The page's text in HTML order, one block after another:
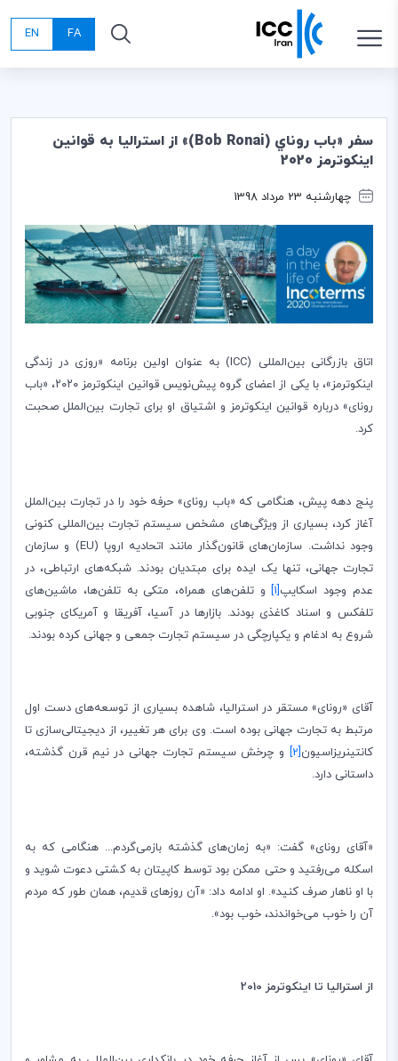
FA
EN
سفر «باب روناي (Bob Ronai)» از استراليا به قوانين
اينكوترمز 2020
چهارشنبه 23 مرداد 1398
اتاق بازرگانی بین‌المللی (ICC) به عنوان اولین برنامه «روزی در زندگی
اینکوترمز»، با یکی از اعضای گروه پیش‌نویس قوانین اینکوترمز ۲۰۲۰، «باب
رونای» درباره قوانین اینکوترمز و اشتیاق او برای تجارت بین‌الملل صحبت
کرد.
پنج دهه پیش، هنگامی که «باب رونای» حرفه خود را در تجارت بین‌الملل
آغاز کرد، بسیاری از ویژگی‌های مشخص سیستم تجارت بین‌المللی کنونی
وجود نداشت. سازمان‌های قانون‌گذار مانند اتحادیه اروپا (EU) و سازمان
تجارت جهانی، تنها یک ایده برای مبتدیان بودند. شبکه‌های ارتباطی، در
عدم وجود اسکایپ[1] و تلفن‌های همراه، متکی به تلفن‌ها، ماشین‌های
تلفکس و اسناد کاغذی بودند. بازارها در آسیا، آفریقا و آمریکای جنوبی
شروع به ادغام و یکپارچگی در سیستم تجارت جمعی و جهانی کرده بودند.
آقای «رونای» مستقر در استرالیا، شاهده بسیاری از توسعه‌های دست اول
مرتبط به تجارت جهانی بوده است. وی برای هر تغییر، از دیجیتالی‌سازی تا
کانتینریزاسیون[2] و چرخش سیستم تجارت جهانی در نیم قرن گذشته،
داستانی دارد.
«آقای رونای» گفت: «به زمان‌های گذشته بازمی‌گردم... هنگامی که به
اسکله می‌‌رفتید و حتی ممکن بود توسط کاپیتان به کشتی دعوت شوید و
با او ناهار صرف کنید». او ادامه داد: «آن روزهای قدیم، همان طور که مردم
آن را خوب می‌خواندند، خوب بود».
از استرالیا تا اینکوترمز 2010